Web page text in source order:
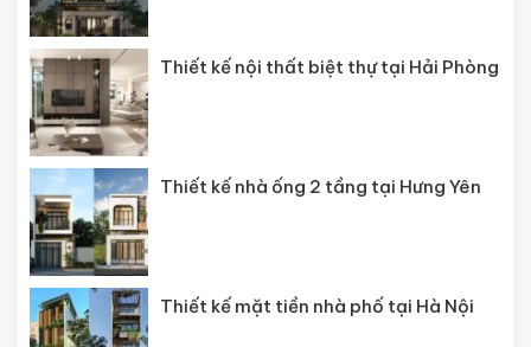
Thiết kế nội thất biệt thự tại Hải Phòng
Thiết kế nhà ống 2 tầng tại Hưng Yên
Thiết kế mặt tiền nhà phố tại Hà Nội